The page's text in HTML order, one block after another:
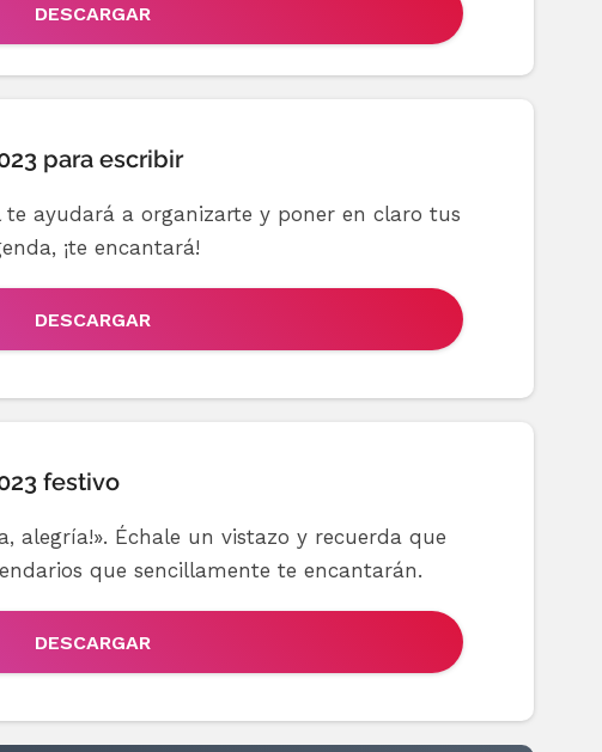
DESCARGAR
para escribir
ayudará a organizarte y poner en claro tus
¡te encantará!
DESCARGAR
festivo
alegría!». Échale un vistazo y recuerda que
que sencillamente te encantarán.
DESCARGAR